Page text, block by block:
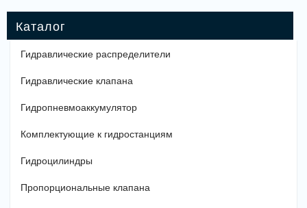
Гидравлические распределители
Гидравлические клапана
Гидропневмоаккумулятор
Комплектующие к гидростанциям
Гидроцилиндры
Пропорциональные клапана